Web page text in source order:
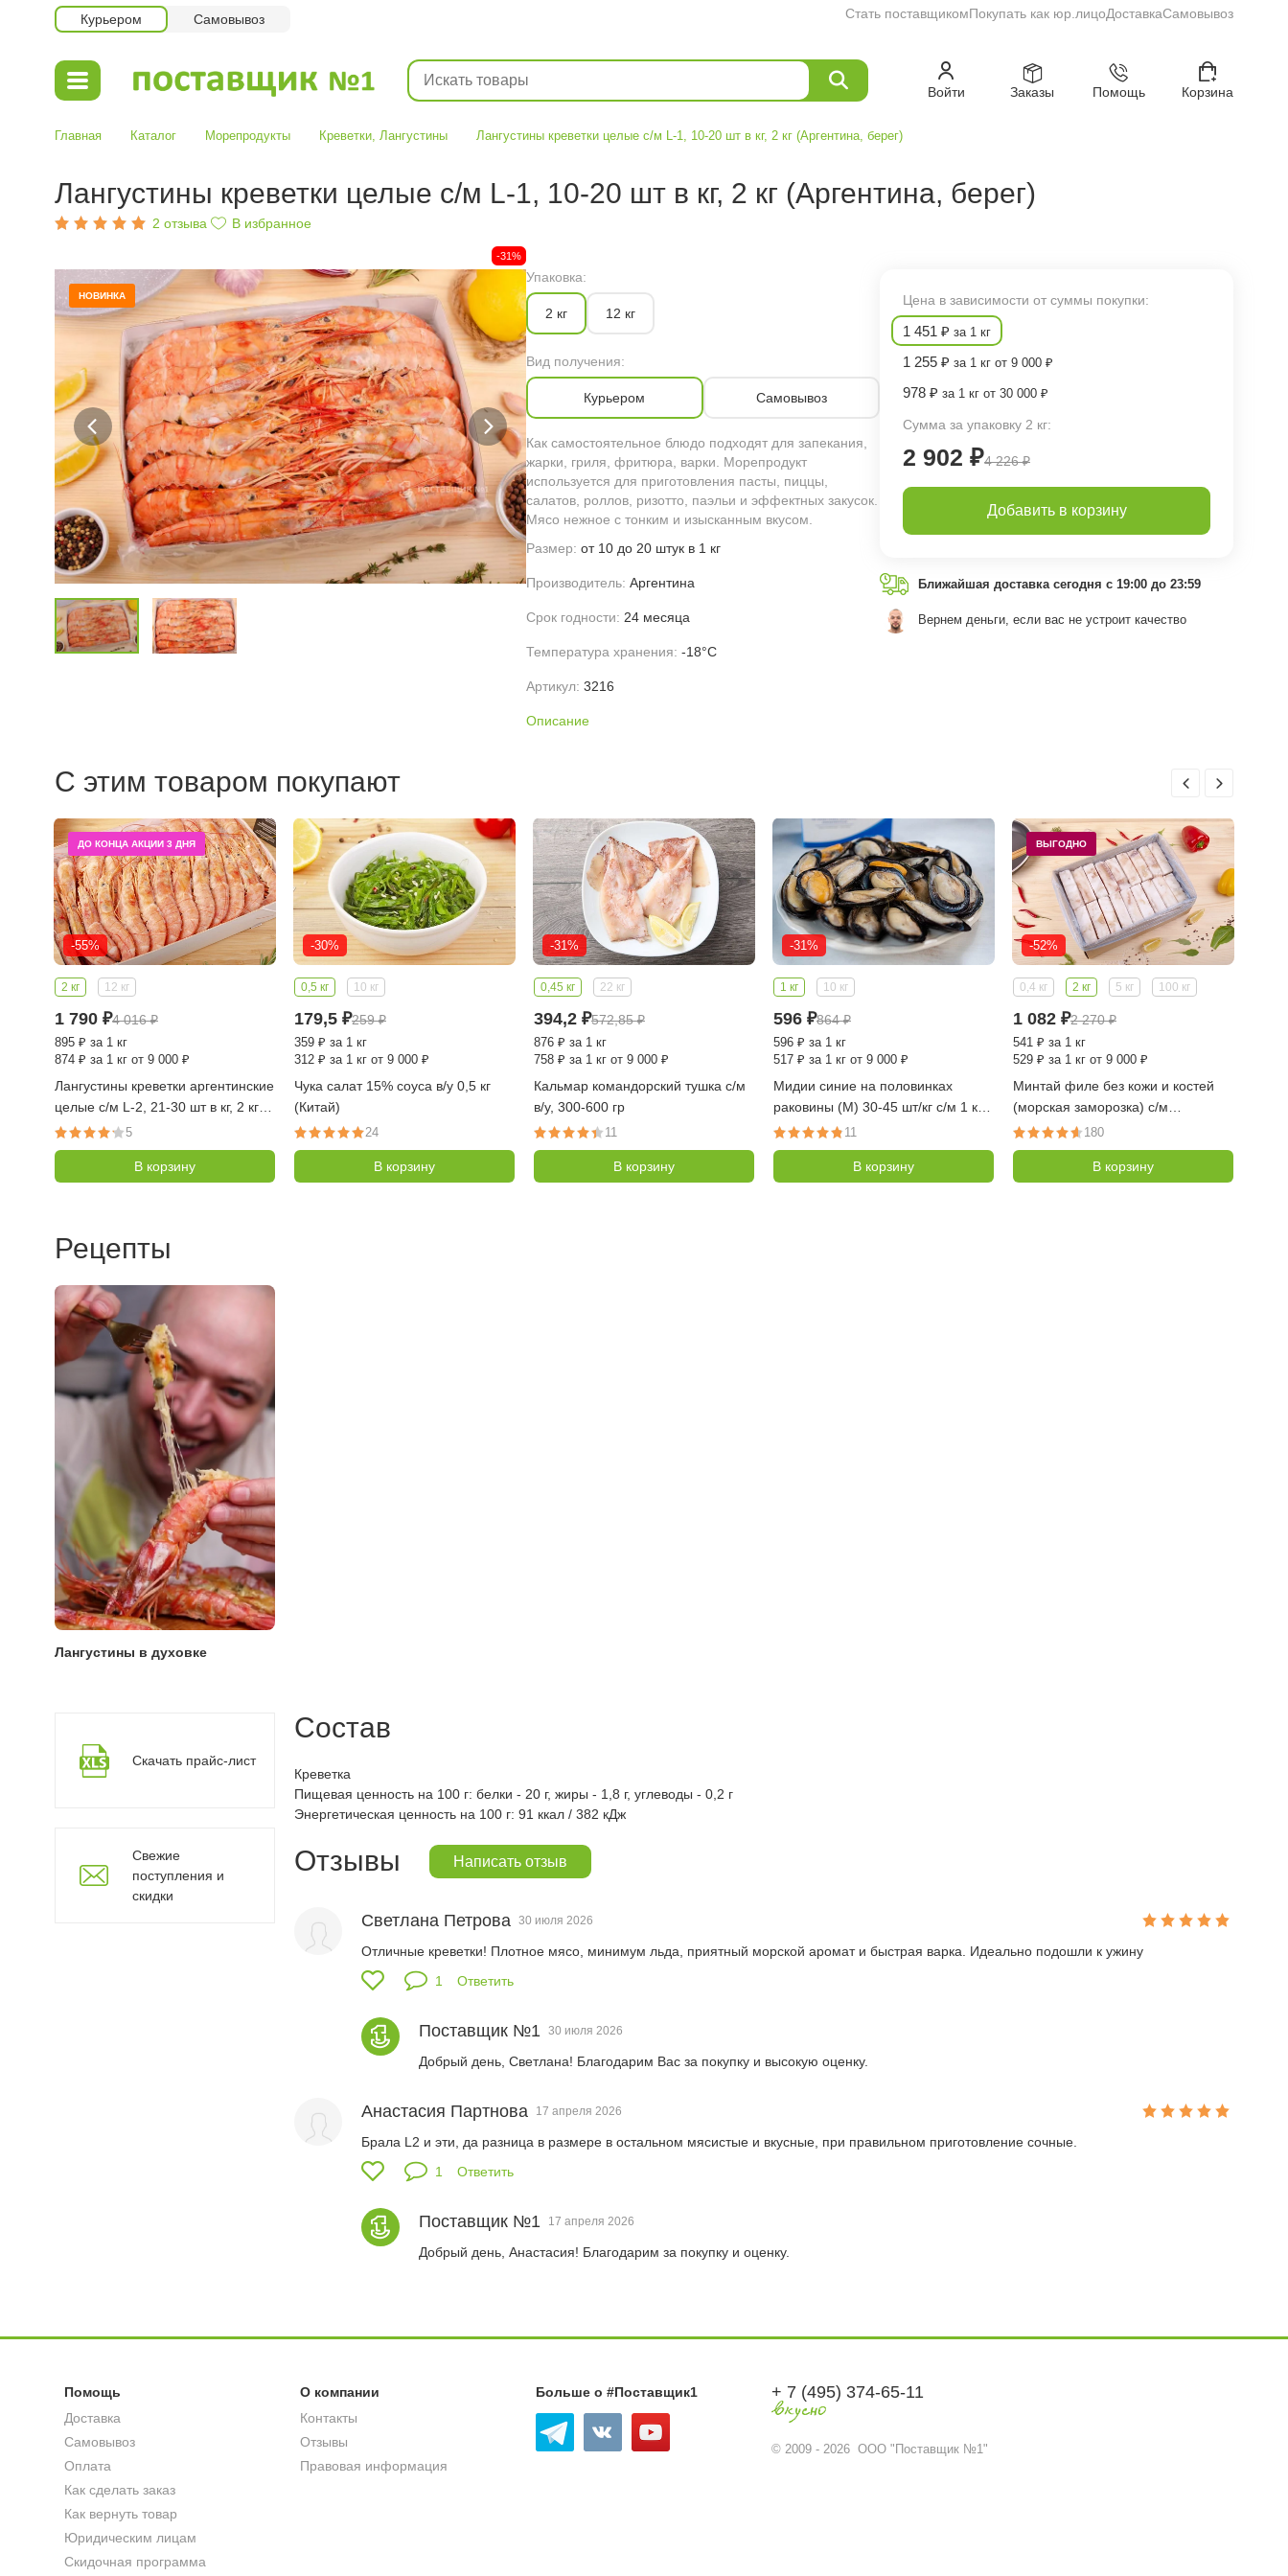
Курьером Самовывоз Стать поставщикомПокупать как юр.лицоДоставкаСамовывоз
Войти Заказы Помощь Корзина
Главная Каталог Морепродукты Креветки, Лангустины Лангустины креветки целые с/м L-1, 10-20 шт в кг, 2 кг (Аргентина, берег)
Лангустины креветки целые с/м L-1, 10-20 шт в кг, 2 кг (Аргентина, берег)
2 отзыва В избранное
-31%
НОВИНКА
Упаковка:
2 кг 12 кг
Вид получения:
Курьером Самовывоз
Как самостоятельное блюдо подходят для запекания,
жарки, гриля, фритюра, варки. Морепродукт
используется для приготовления пасты, пиццы,
салатов, роллов, ризотто, паэльи и эффектных закусок.
Мясо нежное с тонким и изысканным вкусом.
Размер: от 10 до 20 штук в 1 кг
Производитель: Аргентина
Срок годности: 24 месяца
Температура хранения: -18°С
Артикул: 3216
Описание
Цена в зависимости от суммы покупки:
1 451 ₽ за 1 кг
1 255 ₽ за 1 кг от 9 000 ₽
978 ₽ за 1 кг от 30 000 ₽
Сумма за упаковку 2 кг:
2 902 ₽4 226 ₽
Добавить в корзину
Ближайшая доставка сегодня с 19:00 до 23:59
Вернем деньги, если вас не устроит качество
С этим товаром покупают
ДО КОНЦА АКЦИИ 3 ДНЯ
-55%
2 кг 12 кг
1 790 ₽4 016₽
895 ₽ за 1 кг
874 ₽ за 1 кг от 9 000 ₽
Лангустины креветки аргентинские
целые с/м L-2, 21-30 шт в кг, 2 кг
(Аргентина, берег)
5
В корзину
-30%
0,5 кг 10 кг
179,5 ₽259₽
359 ₽ за 1 кг
312 ₽ за 1 кг от 9 000 ₽
Чука салат 15% соуса в/у 0,5 кг
(Китай)
24
В корзину
-31%
0,45 кг 22 кг
394,2 ₽572,85₽
876 ₽ за 1 кг
758 ₽ за 1 кг от 9 000 ₽
Кальмар командорский тушка с/м
в/у, 300-600 гр
11
В корзину
-31%
1 кг 10 кг
596 ₽864₽
596 ₽ за 1 кг
517 ₽ за 1 кг от 9 000 ₽
Мидии синие на половинках
раковины (М) 30-45 шт/кг с/м 1 кг
(Китай)
11
В корзину
ВЫГОДНО
-52%
0,4 кг 2 кг 5 кг 100 кг
1 082 ₽2 270₽
541 ₽ за 1 кг
529 ₽ за 1 кг от 9 000 ₽
Минтай филе без кожи и костей
(морская заморозка) с/м
порционный по 100-120 гр,
коробка 2 кг
180
В корзину
Рецепты
Лангустины в духовке
Скачать прайс-лист
Свежие
поступления и
скидки
Состав
Креветка
Пищевая ценность на 100 г: белки - 20 г, жиры - 1,8 г, углеводы - 0,2 г
Энергетическая ценность на 100 г: 91 ккал / 382 кДж
Отзывы Написать отзыв
Светлана Петрова 30 июля 2026
Отличные креветки! Плотное мясо, минимум льда, приятный морской аромат и быстрая варка. Идеально подошли к ужину
1
Ответить
Поставщик №1 30 июля 2026
Добрый день, Светлана! Благодарим Вас за покупку и высокую оценку.
Анастасия Партнова 17 апреля 2026
Брала L2 и эти, да разница в размере в остальном мясистые и вкусные, при правильном приготовление сочные.
1
Ответить
Поставщик №1 17 апреля 2026
Добрый день, Анастасия! Благодарим за покупку и оценку.
Помощь
Доставка
Самовывоз
Оплата
Как сделать заказ
Как вернуть товар
Юридическим лицам
Скидочная программа
О компании
Контакты
Отзывы
Правовая информация
Больше о #Поставщик1 + 7 (495) 374-65-11
© 2009 - 2026 ООО "Поставщик №1"